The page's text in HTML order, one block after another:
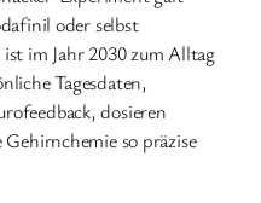
oder selbst
im Jahr 2030 zum Alltag
Tagesdaten,
dosieren
so präzise